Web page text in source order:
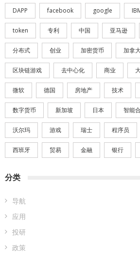
DAPP facebook google
token 专利 中国 亚马逊
分布式 创业 加密货币 加拿
区块链游戏 去中心化 商业
微软 德国 房地产 技术
数字货币 新加坡 日本 智能
沃尔玛 游戏 瑞士 程序员
西班牙 贸易 金融 银行
分类
导航
应用
投研
政策